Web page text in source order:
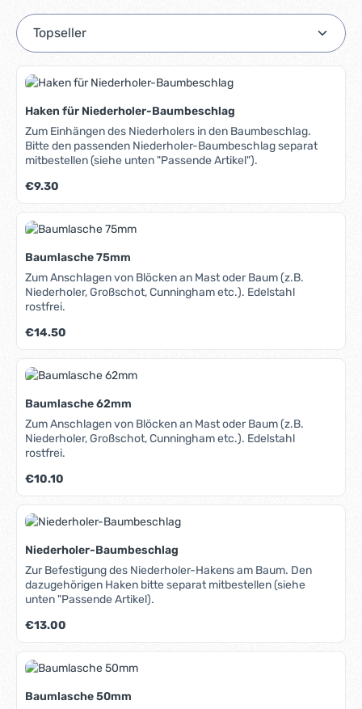
Haken für Niederholer-Baumbeschlag
Zum Einhängen des Niederholers in den Baumbeschlag.
Bitte den passenden Niederholer-Baumbeschlag separat
mitbestellen (siehe unten "Passende Artikel").
Regulärer Preis:
€9.30
Baumlasche 75mm
Zum Anschlagen von Blöcken an Mast oder Baum (z.B.
Niederholer, Großschot, Cunningham etc.). Edelstahl
rostfrei.
Regulärer Preis:
€14.50
Baumlasche 62mm
Zum Anschlagen von Blöcken an Mast oder Baum (z.B.
Niederholer, Großschot, Cunningham etc.). Edelstahl
rostfrei.
Regulärer Preis:
€10.10
Niederholer-Baumbeschlag
Zur Befestigung des Niederholer-Hakens am Baum. Den
dazugehörigen Haken bitte separat mitbestellen (siehe
unten "Passende Artikel).
Regulärer Preis:
€13.00
Baumlasche 50mm